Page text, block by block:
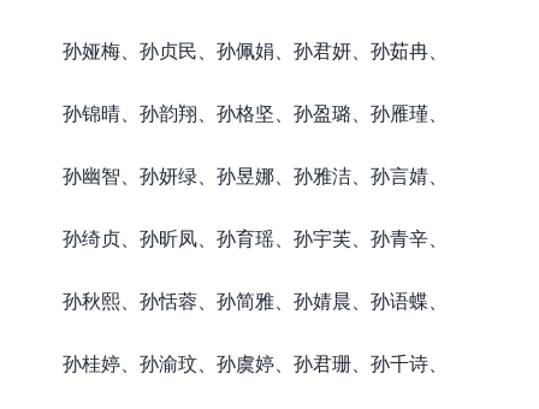
孙娅梅、孙贞民、孙佩娟、孙君妍、孙茹冉、
孙锦晴、孙韵翔、孙格坚、孙盈璐、孙雁瑾、
孙幽智、孙妍绿、孙昱娜、孙雅洁、孙言婧、
孙绮贞、孙昕凤、孙育瑶、孙宇芙、孙青辛、
孙秋熙、孙恬蓉、孙简雅、孙婧晨、孙语蝶、
孙桂婷、孙渝玟、孙虞婷、孙君珊、孙千诗、